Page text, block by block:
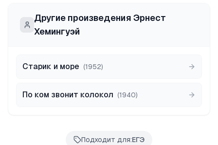
Другие произведенияЭрнест
Хемингуэй
Старик и море (1952)
По ком звонит колокол (1940)
Подходит для:ЕГЭ